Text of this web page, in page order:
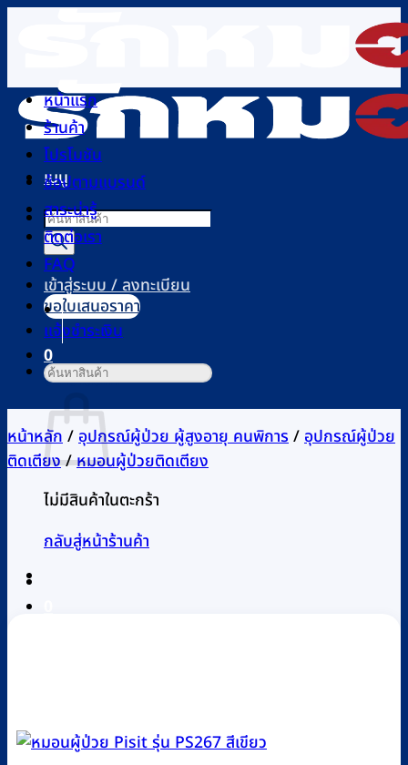
เนื้อหา
เมนู
Products
search
เข้าสู่ระบบ / ลงทะเบียน
0
ตะกร้าสินค้า
ไม่มีสินค้าในตะกร้า
กลับสู่หน้าร้านค้า
หน้าแรก
ร้านค้า
โปรโมชัน
ช้อปตามแบรนด์
สาระน่ารู้
ติดต่อเรา
FAQ
ขอใบเสนอราคา
แจ้งชำระเงิน
ค้นหา:
หน้าหลัก/อุปกรณ์ผู้ป่วย ผู้สูงอายุ คนพิการ/อุปกรณ์ผู้ป่วย
ติดเตียง/หมอนผู้ป่วยติดเตียง